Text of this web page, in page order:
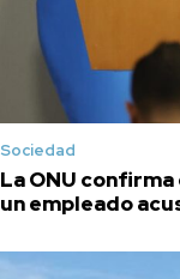
Sociedad
La ONU
un empleado